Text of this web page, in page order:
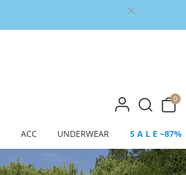
0
ACC UNDERWEAR S A L E ~87%